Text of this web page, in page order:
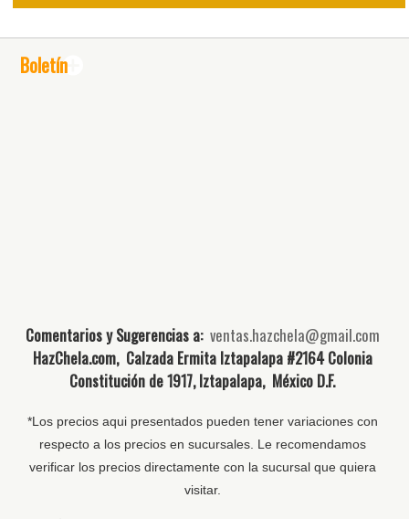
Boletín
Comentarios y Sugerencias a: ventas.hazchela@gmail.com
HazChela.com, Calzada Ermita Iztapalapa #2164 Colonia
Constitución de 1917, Iztapalapa, México D.F.
*Los precios aqui presentados pueden tener variaciones con
respecto a los precios en sucursales. Le recomendamos
verificar los precios directamente con la sucursal que quiera
visitar.